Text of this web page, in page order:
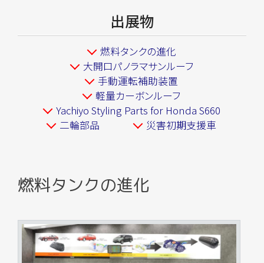
出展物
燃料タンクの進化
大開口パノラマサンルーフ
手動運転補助装置
軽量カーボンルーフ
Yachiyo Styling Parts for Honda S660
二輪部品
災害初期支援車
燃料タンクの進化